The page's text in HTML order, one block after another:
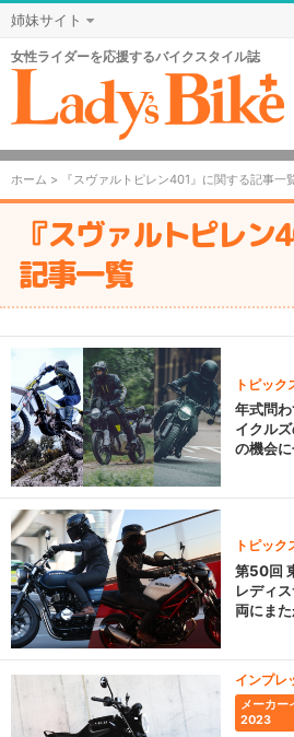
姉妹サイト
女性ライダーを応援するバイクスタイル誌
ホーム > 『スヴァルトピレン401』に関する記事一
『スヴァルトピレ
記事一覧
トピック
年式問
イクル
の機会
トピック
第50回
レディ
両にまた
インプレ
メーカー
2023